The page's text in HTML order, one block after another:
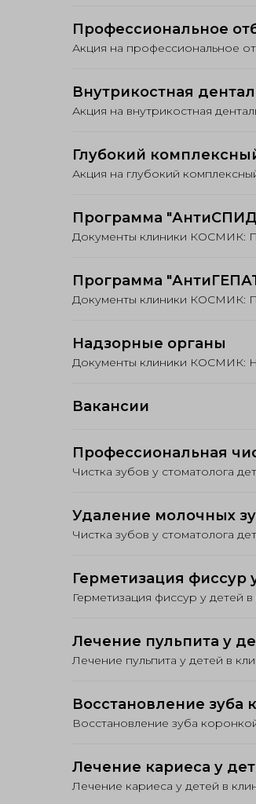
Профессиональное
Акция на профессиональное
Внутрикостная
Акция на внутрикостная
Глубокий
Акция на глубокий
Программа
Документы клиники КОСМИК:
Программа
Документы клиники КОСМИК:
Надзорные органы
Документы клиники КОСМИК:
Вакансии
Профессиональная
Чистка зубов у стоматолога
Удаление молочных
Чистка зубов у стоматолога
Герметизация фиссур
Герметизация фиссур у
Лечение пульпита у
Лечение пульпита у детей в
Восстановление зуба
Восстановление зуба
Лечение кариеса у
Лечение кариеса у детей в